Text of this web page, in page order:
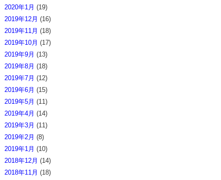
2020年1月 (19)
2019年12月 (16)
2019年11月 (18)
2019年10月 (17)
2019年9月 (13)
2019年8月 (18)
2019年7月 (12)
2019年6月 (15)
2019年5月 (11)
2019年4月 (14)
2019年3月 (11)
2019年2月 (8)
2019年1月 (10)
2018年12月 (14)
2018年11月 (18)